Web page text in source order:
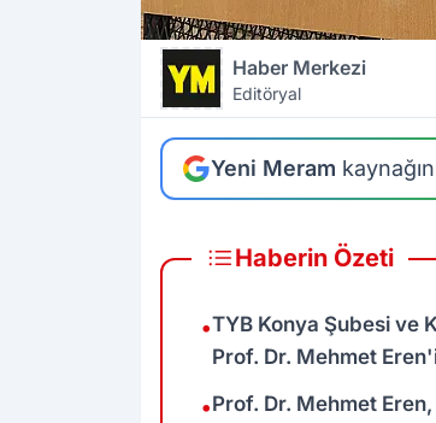
Haber Merkezi
Editöryal
Yeni Meram
Haberin Özeti
•TYB Konya Şubesi ve
Prof. Dr. Mehmet
•Prof. Dr. Mehmet